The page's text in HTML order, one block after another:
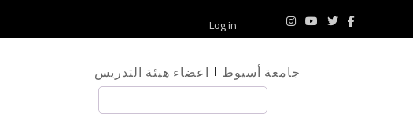
Log in
جامعة أسيوط اعضاء هيئة التدريس
بحث